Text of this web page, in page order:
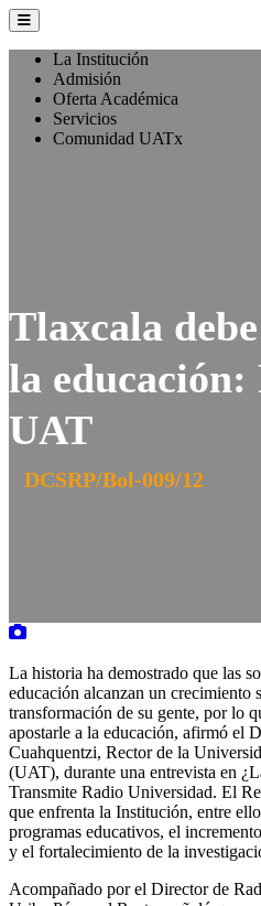
La Institución
Admisión
Oferta Académica
Servicios
Comunidad UATx
Tlaxcala
la educación:
UAT
DCSRP/Bol-009/12
La historia ha demostrado que las
educación alcanzan un crecimiento
transformación de su gente, por lo
apostarle a la educación, afirmó el
Cuahquentzi, Rector de la
(UAT), durante una entrevista en
Transmite Radio Universidad. El
que enfrenta la Institución, entre
programas educativos, el
y el fortalecimiento de la
Acompañado por el Director de